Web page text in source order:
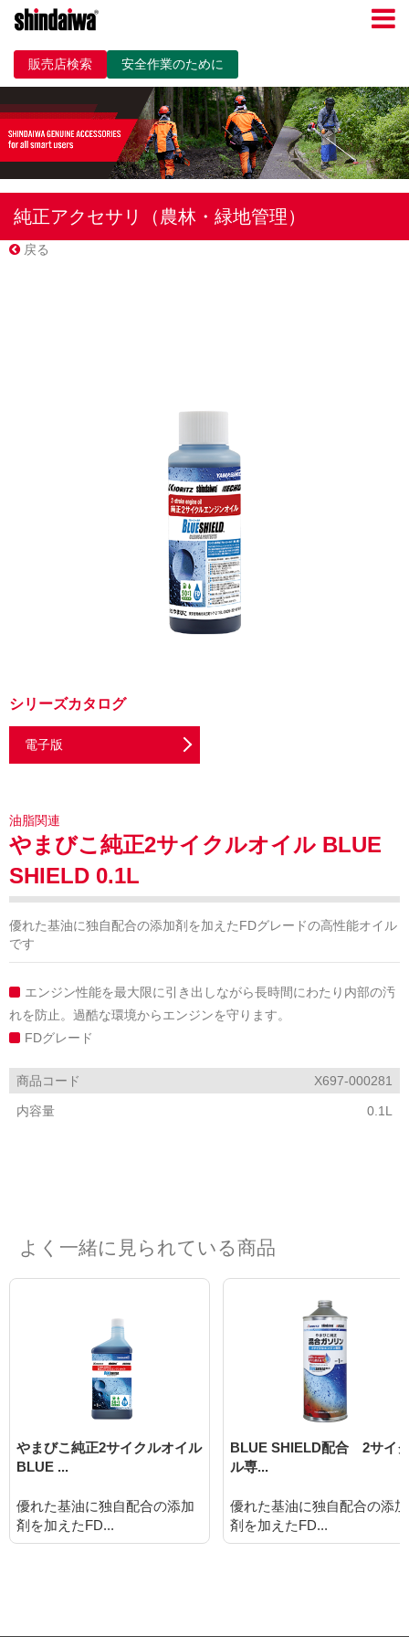
販売店検索 安全作業のために
純正アクセサリ（農林・緑地管理）
戻る
シリーズカタログ
電子版
油脂関連
やまびこ純正2サイクルオイル BLUE
SHIELD 0.1L
優れた基油に独自配合の添加剤を加えたFDグレードの高性能オイル
です
エンジン性能を最大限に引き出しながら長時間にわたり内部の汚
れを防止。過酷な環境からエンジンを守ります。
FDグレード
商品コード X697-000281
内容量 0.1L
よく一緒に見られている商品
やまびこ純正2サイクルオイル
BLUE ...
優れた基油に独自配合の添加
剤を加えたFD...
BLUE SHIELD配合 2サイ
ル専...
優れた基油に独自配合の添加
剤を加えたFD...